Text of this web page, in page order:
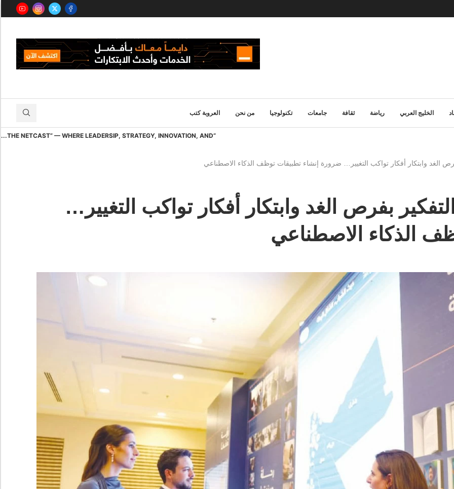
الخليج العربي رياضة ثقافة جامعات تكنولوجيا من نحن العروبة كتب
“THE NETCAST” — WHERE LEADERSIP, STRATEGY, INNOVATION, AND...
الغد وابتكار أفكار تواكب التغيير… ضرورة إنشاء تطبيقات توظف الذكاء الاصطناعي
بفرص الغد وابتكار أفكار تواكب التغيير…
الذكاء الاصطناعي